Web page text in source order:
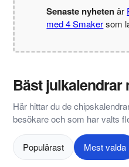
Senaste nyhetenär
med 4 Smakersom
Bäst julkalendrar
Här hittar du de
besökare och som har valts
Populärast Mest valda